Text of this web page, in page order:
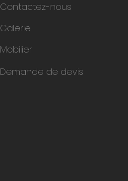
Contactez-nous
Galerie
Mobilier
Demande de devis